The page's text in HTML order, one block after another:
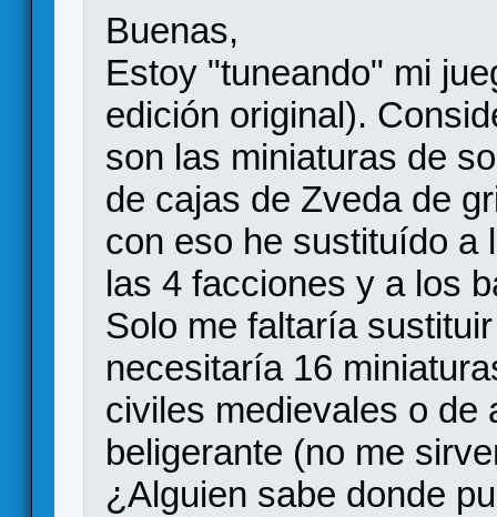
Buenas,
Estoy "tuneando" mi
edición original).
son las miniaturas de
de cajas de Zveda de
con eso he sustituído a
las 4 facciones y a los
Solo me faltaría
necesitaría 16
civiles medievales o de
beligerante (no me
¿Alguien sabe donde